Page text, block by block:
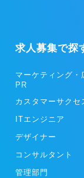
求人募集で探
マーケティング・
PR
カスタマーサクセ
ITエンジニア
デザイナー
コンサルタント
管理部門